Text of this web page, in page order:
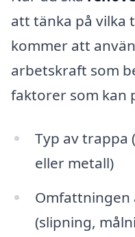
att tänka på vilka
kommer att
arbetskraft som
faktorer som kan
Typ av trappa
eller metall)
Omfattningen
(slipning,